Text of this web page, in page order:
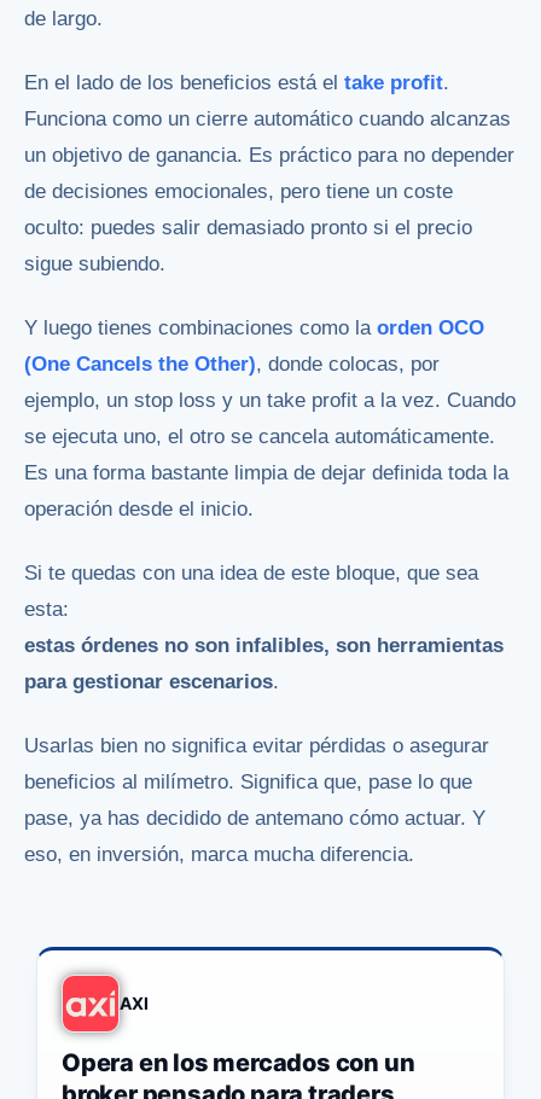
de largo.
En el lado de los beneficios está el take profit.
Funciona como un cierre automático cuando alcanzas
un objetivo de ganancia. Es práctico para no depender
de decisiones emocionales, pero tiene un coste
oculto: puedes salir demasiado pronto si el precio
sigue subiendo.
Y luego tienes combinaciones como la orden OCO
(One Cancels the Other), donde colocas, por
ejemplo, un stop loss y un take profit a la vez. Cuando
se ejecuta uno, el otro se cancela automáticamente.
Es una forma bastante limpia de dejar definida toda la
operación desde el inicio.
Si te quedas con una idea de este bloque, que sea
esta:
estas órdenes no son infalibles, son herramientas
para gestionar escenarios.
Usarlas bien no significa evitar pérdidas o asegurar
beneficios al milímetro. Significa que, pase lo que
pase, ya has decidido de antemano cómo actuar. Y
eso, en inversión, marca mucha diferencia.
AXI
Opera en los mercados con un